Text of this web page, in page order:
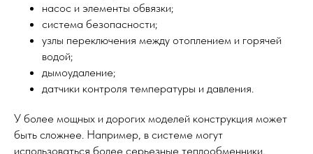
насос и элементы обвязки;
система безопасности;
узлы переключения между отоплением и горячей
водой;
дымоудаление;
датчики контроля температуры и давления.
У более мощных и дорогих моделей конструкция может
быть сложнее. Например, в системе могут
использоваться более серьезные теплообменники,